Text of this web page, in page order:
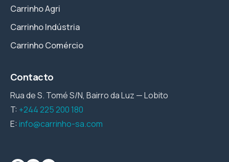
Carrinho Agri
Carrinho Indústria
Carrinho Comércio
Contacto
Rua de S. Tomé S/N, Bairro da Luz — Lobito
T: +244 225 200 180
E:info@carrinho-sa.com